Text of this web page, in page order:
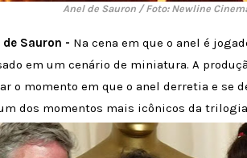
Anel de Sauron / Foto: Newline
de Sauron - Na cena em que o anel é
em um cenário de miniatura. A
o momento em que o anel derretia e se
dos momentos mais icônicos da trilogia